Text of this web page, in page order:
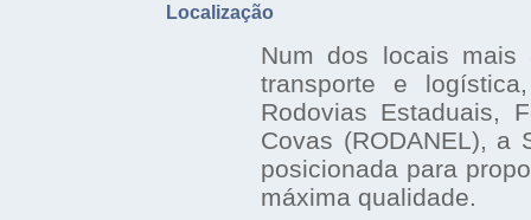
Localização
Num dos locais mais
transporte e
Rodovias Estaduais,
Covas (RODANEL), a
posicionada para
máxima qualidade.